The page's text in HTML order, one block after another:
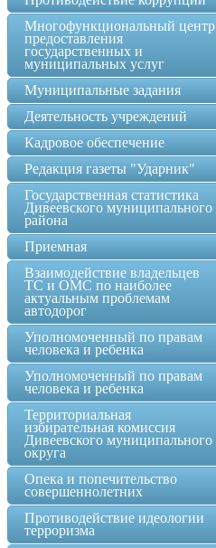
Многофункциональный центр
предоставления
государственных и
муниципальных услуг
Муниципальные задания
Деятельность учреждений
Кадровое обеспечение
Редакция газеты "Ударник"
Государственная статистика
Дивеевского муниципального
района
Приемная
Взаимодействие владельцев
ТС и ОМС по наиболее
актуальным проблемам
автодорог
Уполномоченный по правам
человека и ребенка
Уполномоченный по правам
человека и ребенка
Территориальная
избирательная комиссия
Дивеевского муниципального
округа
Опека и попечительство
совершеннолетних
Противодействие идеологии
терроризма